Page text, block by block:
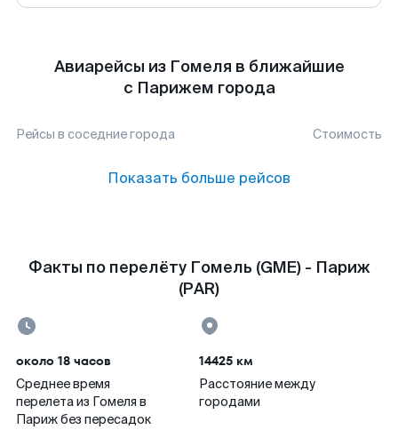
Авиарейсы из Гомеля в ближайшие
с Парижем города
Рейсы в соседние города Стоимость
Показать больше рейсов
Факты по перелёту Гомель (GME) - Париж
(PAR)
около 18 часов
Среднее время
перелета из Гомеля в
Париж без пересадок
14425 км
Расстояние между
городами